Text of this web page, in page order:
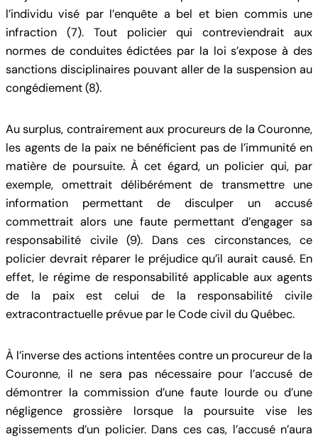
l’individu visé par l’enquête a bel et bien commis une
infraction (7). Tout policier qui contreviendrait aux
normes de conduites édictées par la loi s’expose à des
sanctions disciplinaires pouvant aller de la suspension au
congédiement (8).
Au surplus, contrairement aux procureurs de la Couronne,
les agents de la paix ne bénéficient pas de l’immunité en
matière de poursuite. À cet égard, un policier qui, par
exemple, omettrait délibérément de transmettre une
information permettant de disculper un accusé
commettrait alors une faute permettant d’engager sa
responsabilité civile (9). Dans ces circonstances, ce
policier devrait réparer le préjudice qu’il aurait causé. En
effet, le régime de responsabilité applicable aux agents
de la paix est celui de la responsabilité civile
extracontractuelle prévue par le Code civil du Québec.
À l’inverse des actions intentées contre un procureur de la
Couronne, il ne sera pas nécessaire pour l’accusé de
démontrer la commission d’une faute lourde ou d’une
négligence grossière lorsque la poursuite vise les
agissements d’un policier. Dans ces cas, l’accusé n’aura